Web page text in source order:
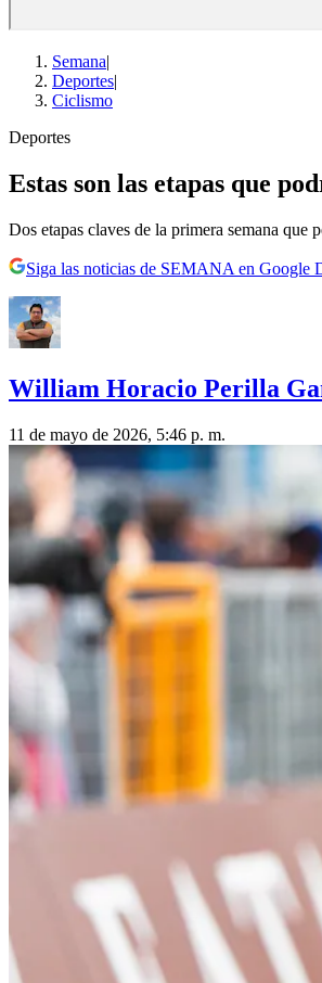
Semana|
Deportes|
Ciclismo
Deportes
Estas son las etapas que
Dos etapas claves de la primera semana que
Siga las noticias de SEMANA en Google
William Horacio Perilla
11 de mayo de 2026, 5:46 p. m.